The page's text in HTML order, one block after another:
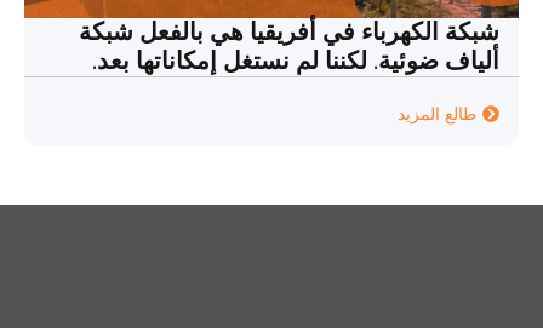
شبكة الكهرباء في أفريقيا هي بالفعل شبكة
ألياف ضوئية. لكننا لم نستغل إمكاناتها بعد.
طالع المزيد